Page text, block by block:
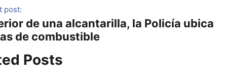
post:
de una alcantarilla, la Policía ubica
de combustible
Posts